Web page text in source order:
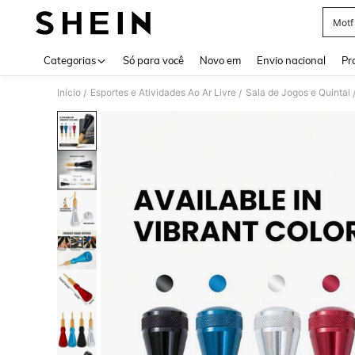
Motf
Categorias Só para você Novo em Envio nacional
Início / Esportes e Atividades Ao Ar Livre / Sala de Jogos e Quintal /